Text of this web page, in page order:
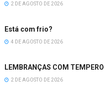
2 DE AGOSTO DE 2026
Está com frio?
4 DE AGOSTO DE 2026
LEMBRANÇAS COM
2 DE AGOSTO DE 2026